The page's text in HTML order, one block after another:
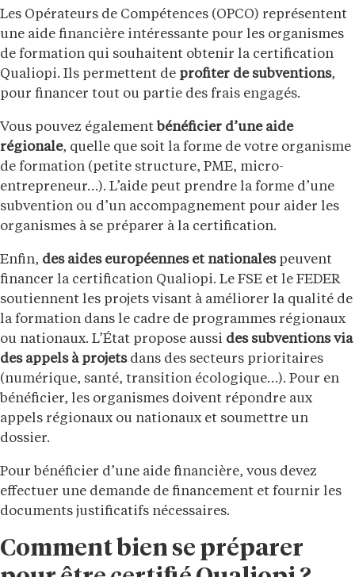
Les Opérateurs de Compétences (OPCO) représentent
une aide financière intéressante pour les organismes
de formation qui souhaitent obtenir la certification
Qualiopi. Ils permettent de profiter de subventions,
pour financer tout ou partie des frais engagés.
Vous pouvez également bénéficier d’une aide
régionale, quelle que soit la forme de votre organisme
de formation (petite structure, PME, micro-
entrepreneur…). L’aide peut prendre la forme d’une
subvention ou d’un accompagnement pour aider les
organismes à se préparer à la certification.
Enfin, des aides européennes et nationalespeuvent
financer la certification Qualiopi. Le FSE et le FEDER
soutiennent les projets visant à améliorer la qualité de
la formation dans le cadre de programmes régionaux
ou nationaux. L’État propose aussi des subventions via
des appels à projetsdans des secteurs prioritaires
(numérique, santé, transition écologique…). Pour en
bénéficier, les organismes doivent répondre aux
appels régionaux ou nationaux et soumettre un
dossier.
Pour bénéficier d’une aide financière, vous devez
effectuer une demande de financement et fournir les
documents justificatifs nécessaires.
Comment bien se préparer